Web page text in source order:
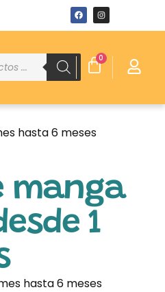
0
hasta 6 meses
manga
1
hasta 6 meses